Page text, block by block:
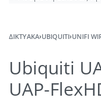
ΔΙΚΤΥΑΚΆ›UBIQUITI›UNIFI
Ubiquiti
UAP-